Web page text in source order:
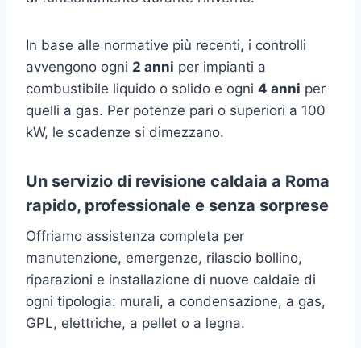
In base alle normative più recenti, i controlli
avvengono ogni 2 anni per impianti a
combustibile liquido o solido e ogni 4 anni per
quelli a gas. Per potenze pari o superiori a 100
kW, le scadenze si dimezzano.
Un servizio di revisione caldaia a Roma
rapido, professionale e senza sorprese
Offriamo assistenza completa per
manutenzione, emergenze, rilascio bollino,
riparazioni e installazione di nuove caldaie di
ogni tipologia: murali, a condensazione, a gas,
GPL, elettriche, a pellet o a legna.